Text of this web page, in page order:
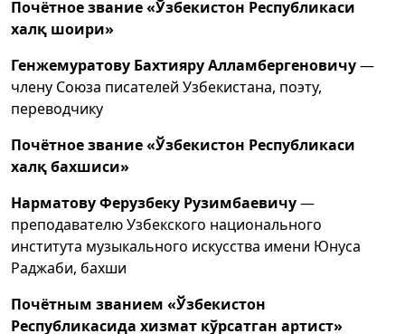
Почётное звание «Ўзбекистон Республикаси
халқ шоири»
Генжемуратову Бахтияру Алламбергеновичу—
члену Союза писателей Узбекистана, поэту,
переводчику
Почётное звание «Ўзбекистон Республикаси
халқ бахшиси»
Нарматову Ферузбеку Рузимбаевичу—
преподавателю Узбекского национального
института музыкального искусства имени Юнуса
Раджаби, бахши
Почётным званием «Ўзбекистон
Республикасида хизмат кўрсатган артист»